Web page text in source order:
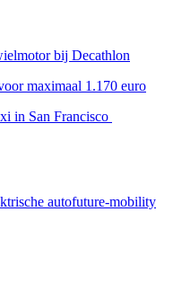
bij Decathlon
maximaal 1.170 euro
in San Francisco
autofuture-mobility